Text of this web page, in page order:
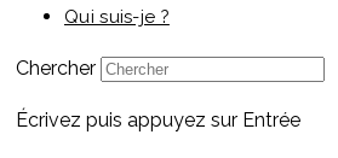
Qui suis-je ?
Chercher
Écrivez puis appuyez sur Entrée